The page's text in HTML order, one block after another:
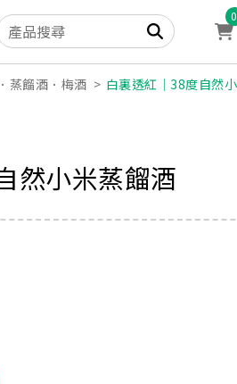
0
蒸餾酒．梅酒 白裏透紅│38度自然
然小米蒸餾酒